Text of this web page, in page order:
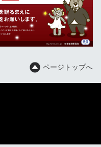
ページトップへ